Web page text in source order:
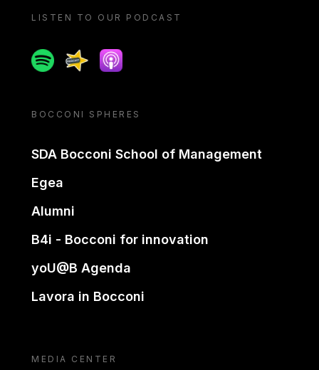
LISTEN TO OUR PODCAST
SpotifySpreakerApple podcast
BOCCONI SPHERES
SDA Bocconi School of Management
Egea
Alumni
B4i - Bocconi for innovation
yoU@B Agenda
Lavora in Bocconi
MEDIA CENTER